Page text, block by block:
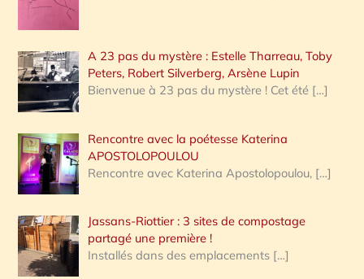
A 23 pas du mystère : Estelle Tharreau, Toby
Peters, Robert Silverberg, Arsène Lupin
Bienvenue à 23 pas du mystère ! Cet été […]
Rencontre avec la poétesse Katerina
APOSTOLOPOULOU
Rencontre avec Katerina Apostolopoulou, […]
Jassans-Riottier : 3 sites de compostage
partagé une première !
Installés dans des emplacements […]